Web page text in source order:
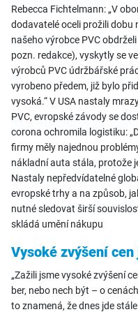
Rebecca Fichtelmann: „V
dodavatelé oceli prožili dobu
našeho výrobce PVC
pozn. redakce), vyskytly se
výrobců PVC údržbářské
vyrobeno předem, již bylo
vysoká.“ V USA nastaly
PVC, evropské závody se
corona ochromila logistiku:
firmy měly najednou
nákladní auta stála, protože
Nastaly nepředvídatelné
evropské trhy a na způsob,
nutné sledovat širší
skládá umění nákupu
Vysoké zvýšení
„Zažili jsme vysoké zvýšení
ber, nebo nech být – o
to znamená, že dnes jde